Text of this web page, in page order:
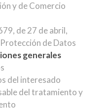
y de Comercio
de 27 de abril,
de Datos
generales
del interesado
del tratamiento y